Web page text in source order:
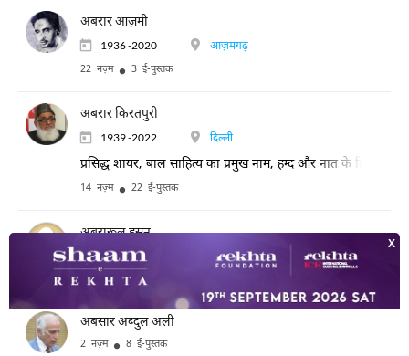
अबरार आज़मी
1936 -2020 आज़मगढ़
22 नज़्म 3 ई-पुस्तक
अबरार किरतपुरी
1939 -2022 दिल्ली
प्रसिद्ध शायर, बाल साहित्य का प्रमुख नाम, हम्द और नात के लिए प्रसिद्ध
14 नज़्म 22 ई-पुस्तक
अबरारूल हसन
लोकप्रिय समकालीन पाकिस्तानी शायर, आधुनिक मानवीय संवेदनाओं
23 नज़्म 3 ई-पुस्तक
अबसार अब्दुल अली
2 नज़्म 8 ई-पुस्तक